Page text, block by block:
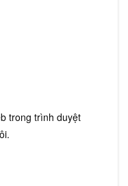
trong trình duyệt